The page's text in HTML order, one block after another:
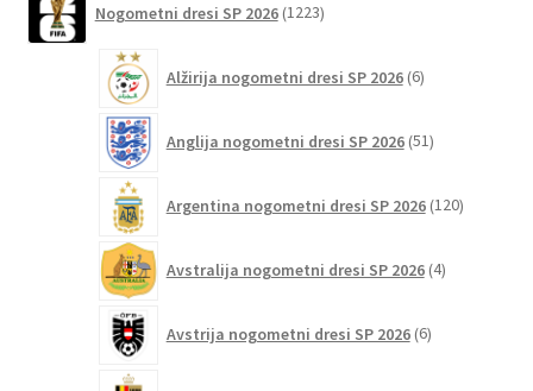
izberete
strani
Nogometni dresi SP 2026 1223izdelkov
Alžirija nogometni dresi SP 2026 6izdelkov
Anglija nogometni dresi SP 2026 51izdelkov
Argentina nogometni dresi SP 2026 120izdelkov
Avstralija nogometni dresi SP 2026 4izdelki
Avstrija nogometni dresi SP 2026 6izdelkov